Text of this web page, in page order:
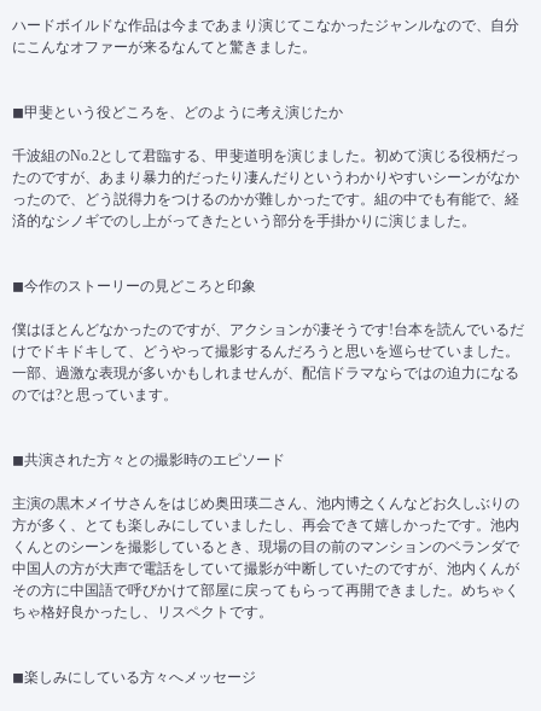
ハードボイルドな作品は今まであまり演じてこなかったジャンルなので、自分
にこんなオファーが来るなんてと驚きました。
◼甲斐という役どころを、どのように考え演じたか
千波組のNo.2として君臨する、甲斐道明を演じました。初めて演じる役柄だっ
たのですが、あまり暴力的だったり凄んだりというわかりやすいシーンがなか
ったので、どう説得力をつけるのかが難しかったです。組の中でも有能で、経
済的なシノギでのし上がってきたという部分を手掛かりに演じました。
◼今作のストーリーの見どころと印象
僕はほとんどなかったのですが、アクションが凄そうです!台本を読んでいるだ
けでドキドキして、どうやって撮影するんだろうと思いを巡らせていました。
一部、過激な表現が多いかもしれませんが、配信ドラマならではの迫力になる
のでは?と思っています。
◼共演された方々との撮影時のエピソード
主演の黒木メイサさんをはじめ奥田瑛二さん、池内博之くんなどお久しぶりの
方が多く、とても楽しみにしていましたし、再会できて嬉しかったです。池内
くんとのシーンを撮影しているとき、現場の目の前のマンションのベランダで
中国人の方が大声で電話をしていて撮影が中断していたのですが、池内くんが
その方に中国語で呼びかけて部屋に戻ってもらって再開できました。めちゃく
ちゃ格好良かったし、リスペクトです。
◼楽しみにしている方々へメッセージ